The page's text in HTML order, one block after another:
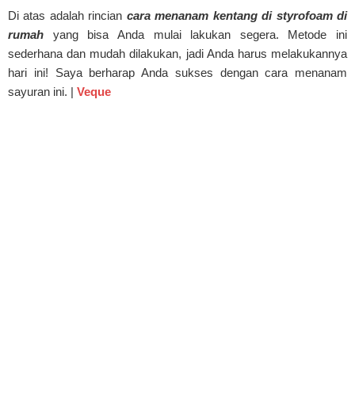
Di atas adalah rincian cara menanam kentang di styrofoam di
rumah yang bisa Anda mulai lakukan segera. Metode ini
sederhana dan mudah dilakukan, jadi Anda harus melakukannya
hari ini! Saya berharap Anda sukses dengan cara menanam
sayuran ini. | Veque